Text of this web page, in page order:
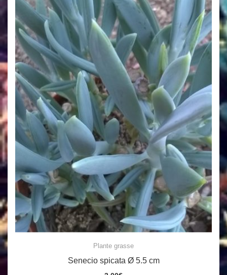
Plante grasse
Senecio spicata Ø 5.5 cm